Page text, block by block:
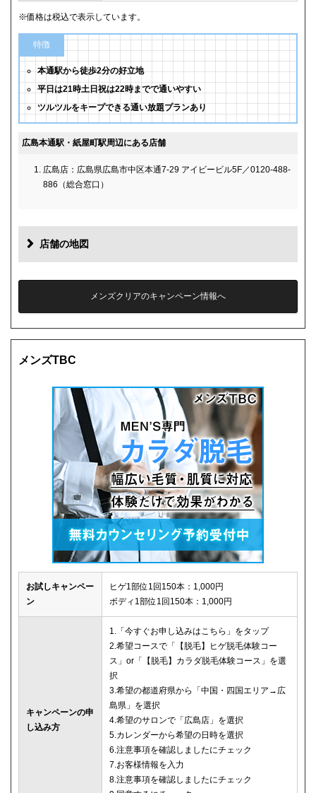
※価格は税込で表示しています。
特徴
本通駅から徒歩2分の好立地
平日は21時土日祝は22時までで通いやすい
ツルツルをキープできる通い放題プランあり
広島本通駅・紙屋町駅周辺にある店舗
広島店：広島県広島市中区本通7-29 アイビービル5F／0120-488-
886（総合窓口）
店舗の地図
メンズクリアのキャンペーン情報へ
メンズTBC
お試しキャンペー
ン
ヒゲ1部位1回150本：1,000円
ボディ1部位1回150本：1,000円
キャンペーンの申
し込み方
1.「今すぐお申し込みはこちら」をタップ
2.希望コースで「【脱毛】ヒゲ脱毛体験コー
ス」or「【脱毛】カラダ脱毛体験コース」を選
択
3.希望の都道府県から「中国・四国エリア→広
島県」を選択
4.希望のサロンで「広島店」を選択
5.カレンダーから希望の日時を選択
6.注意事項を確認しましたにチェック
7.お客様情報を入力
8.注意事項を確認しましたにチェック